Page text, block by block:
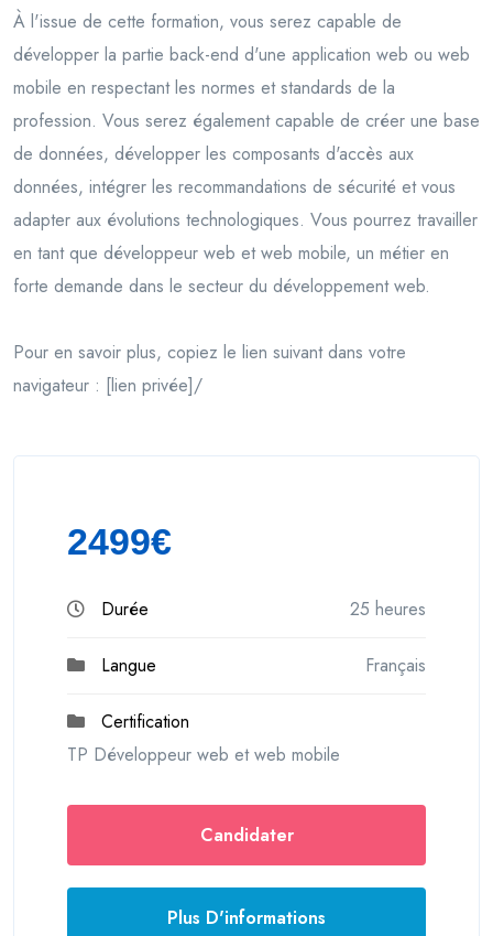
À l'issue de cette formation, vous serez capable de
développer la partie back-end d'une application web ou web
mobile en respectant les normes et standards de la
profession. Vous serez également capable de créer une base
de données, développer les composants d'accès aux
données, intégrer les recommandations de sécurité et vous
adapter aux évolutions technologiques. Vous pourrez travailler
en tant que développeur web et web mobile, un métier en
forte demande dans le secteur du développement web.
Pour en savoir plus, copiez le lien suivant dans votre
navigateur : [lien privée]/
2499€
Durée 25 heures
Langue Français
Certification
TP Développeur web et web mobile
Candidater
Plus D'informations